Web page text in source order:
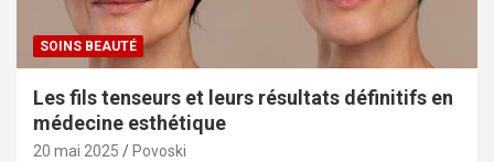
SOINS BEAUTÉ
Les fils tenseurs et leurs résultats définitifs en
médecine esthétique
20 mai 2025 Povoski